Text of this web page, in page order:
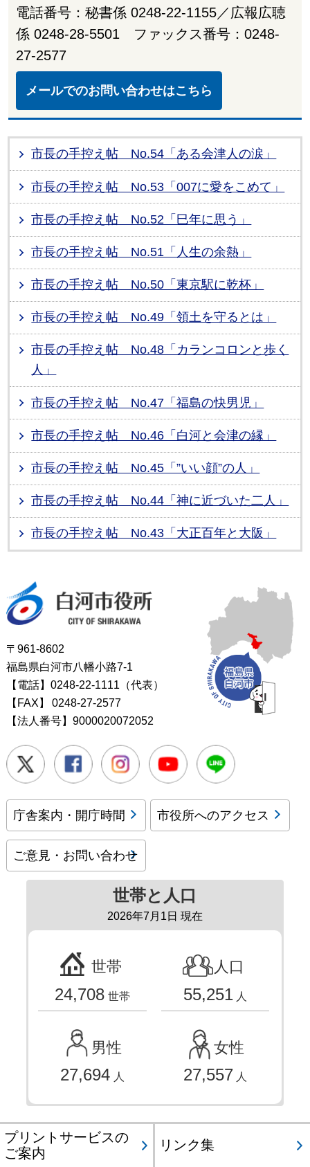
電話番号：秘書係 0248-22-1155／広報広聴
係 0248-28-5501 ファックス番号：0248-
27-2577
メールでのお問い合わせはこちら
市長の手控え帖 No.54「ある会津人の涙」
市長の手控え帖 No.53「007に愛をこめて」
市長の手控え帖 No.52「巳年に思う」
市長の手控え帖 No.51「人生の余熱」
市長の手控え帖 No.50「東京駅に乾杯」
市長の手控え帖 No.49「領土を守るとは」
市長の手控え帖 No.48「カランコロンと歩く
人」
市長の手控え帖 No.47「福島の快男児」
市長の手控え帖 No.46「白河と会津の縁」
市長の手控え帖 No.45「”いい顔”の人」
市長の手控え帖 No.44「神に近づいた二人」
市長の手控え帖 No.43「大正百年と大阪」
〒961-8602
福島県白河市八幡小路7-1
【電話】0248-22-1111（代表）
【FAX】
0248-27-2577
【法人番号】9000020072052
Twitter FacebookInstagramYoutube
庁舎案内・開庁時間 市役所へのアクセス
ご意見・お問い合わせ
世帯と人口
2026年7月1日 現在
世帯
24,708 世帯
人口
55,251 人
男性
27,694 人
女性
27,557 人
プリントサービスの
ご案内
リンク集